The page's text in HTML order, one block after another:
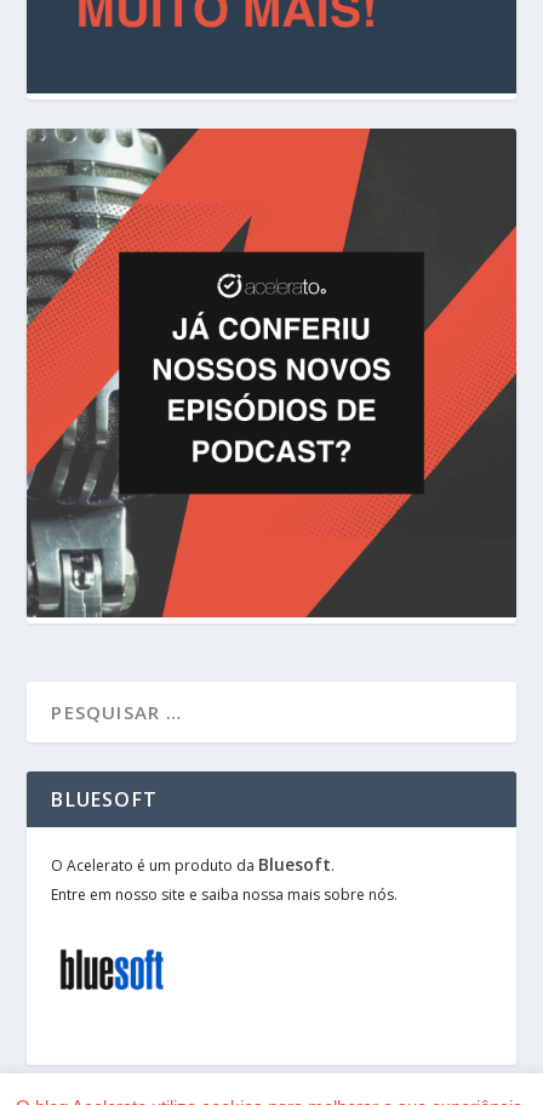
BLUESOFT
O Acelerato é um produto da Bluesoft.
Entre em nosso site e saiba nossa mais sobre nós.